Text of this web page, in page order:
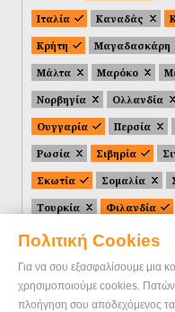
Πολιτική Cookies
Για να σου εξασφαλίσουμε μια
χρησιμοποιούμε cookies.
πλοήγηση σου αποδεχόμενος
Ιταλία
Καναδάς
Κρήτη
Μαγαδασκάρη
Μάλτα
Μαρόκο
Νορβηγία
Ολλανδία
Ουγγαρία
Περσία
Ρωσία
Σιβηρία
Σκωτία
Σομαλία
Τουρκία
Φιλανδία